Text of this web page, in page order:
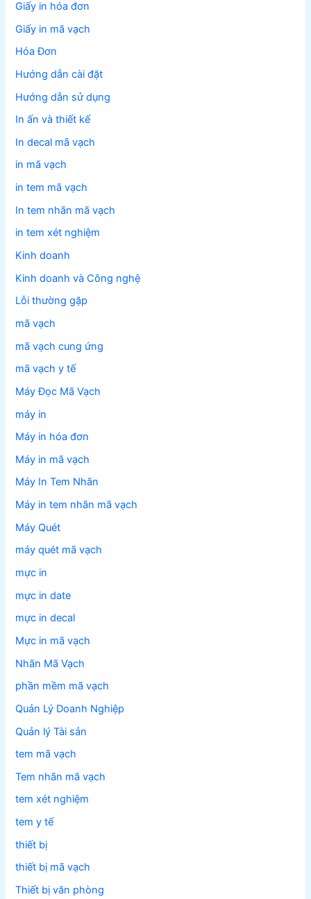
Giấy in hóa đơn
Giấy in mã vạch
Hóa Đơn
Hướng dẫn cài đặt
Hướng dẫn sử dụng
In ấn và thiết kế
In decal mã vạch
in mã vạch
in tem mã vạch
In tem nhãn mã vạch
in tem xét nghiệm
Kinh doanh
Kinh doanh và Công nghệ
Lỗi thường gặp
mã vạch
mã vạch cung ứng
mã vạch y tế
Máy Đọc Mã Vạch
máy in
Máy in hóa đơn
Máy in mã vạch
Máy In Tem Nhãn
Máy in tem nhãn mã vạch
Máy Quét
máy quét mã vạch
mực in
mực in date
mực in decal
Mực in mã vạch
Nhãn Mã Vạch
phần mềm mã vạch
Quản Lý Doanh Nghiệp
Quản lý Tài sản
tem mã vạch
Tem nhãn mã vạch
tem xét nghiệm
tem y tế
thiết bị
thiết bị mã vạch
Thiết bị văn phòng